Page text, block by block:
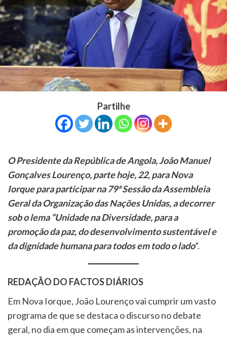
Partilhe
O Presidente da República de Angola, João Manuel
Gonçalves Lourenço, parte hoje, 22, para Nova
Iorque para participar na 79ª Sessão da Assembleia
Geral da Organização das Nações Unidas, a decorrer
sob o lema “Unidade na Diversidade, para a
promoção da paz, do desenvolvimento sustentável e
da dignidade humana para todos em todo o lado”.
REDAÇÃO DO FACTOS DIÁRIOS
Em Nova Iorque, João Lourenço vai cumprir um vasto
programa de que se destaca o discurso no debate
geral, no dia em que começam as intervenções, na